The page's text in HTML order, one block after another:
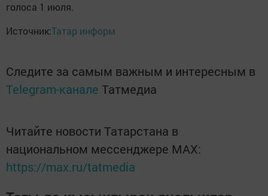
голоса 1 июля.
Источник:Татар информ
Следите за самым важным и интересным в
Telegram-канале Татмедиа
Читайте новости Татарстана в
национальном мессенджере MАХ:
https://max.ru/tatmedia